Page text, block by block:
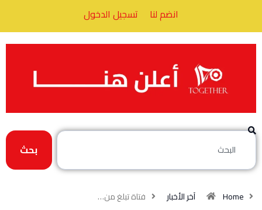
انضم لنا تسجيل الدخول
بحث
Home آخر الأخبار فتاة تبلغ من…